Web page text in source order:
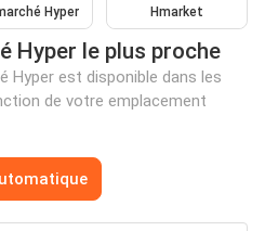
Hyper Hmarket
Hyper le plus proche
Hyper est disponible dans les
de votre emplacement